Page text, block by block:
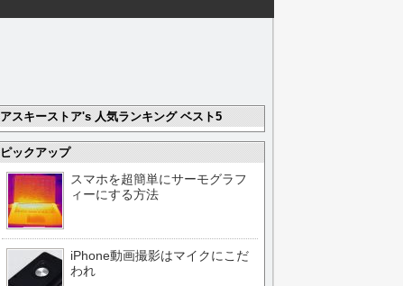
アスキーストア's 人気ランキング ベスト5
ピックアップ
スマホを超簡単にサーモグラフ
ィーにする方法
iPhone動画撮影はマイクにこだ
われ